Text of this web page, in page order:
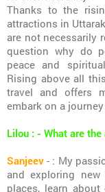
Thanks to the
attractions in
are not necessarily
question why do
peace and
Rising above all
travel and offers
embark on a
Lilou : - What are
Sanjeev - : My
and exploring
places, learn